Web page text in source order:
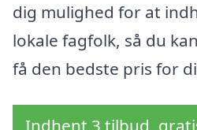
dig mulighed for at
lokale fagfolk, så du
få den bedste pris for
Indhent 3 tilbud,